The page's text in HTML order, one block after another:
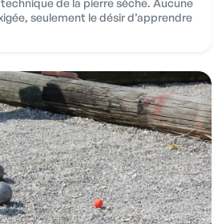
seulement le désir d’apprendre